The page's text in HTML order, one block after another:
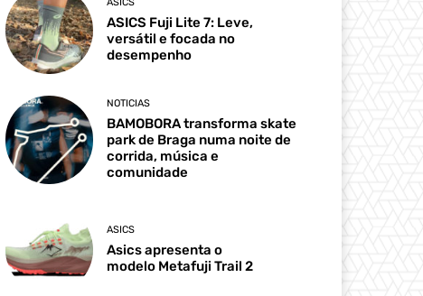
ASICS
ASICS Fuji Lite 7: Leve,
versátil e focada no
desempenho
NOTICIAS
BAMOBORA transforma skate
park de Braga numa noite de
corrida, música e
comunidade
ASICS
Asics apresenta o
modelo Metafuji Trail 2